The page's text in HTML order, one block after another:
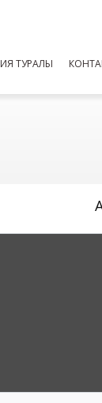
ТУРАЛЫ